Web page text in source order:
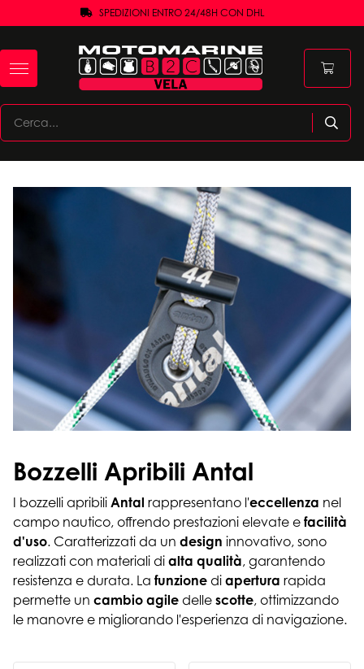
SPEDIZIONI ENTRO 24/48H CON DHL
Bozzelli Apribili Antal
I bozzelli apribili Antal rappresentano l'eccellenza nel
campo nautico, offrendo prestazioni elevate e facilità
d'uso. Caratterizzati da un design innovativo, sono
realizzati con materiali di alta qualità, garantendo
resistenza e durata. La funzione di apertura rapida
permette un cambio agile delle scotte, ottimizzando
le manovre e migliorando l'esperienza di navigazione.